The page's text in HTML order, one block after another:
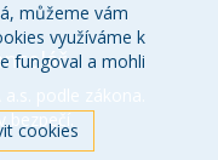
podle zákona.
bezpečí.
můžeme vám
využíváme k
fungoval a mohli
cookies